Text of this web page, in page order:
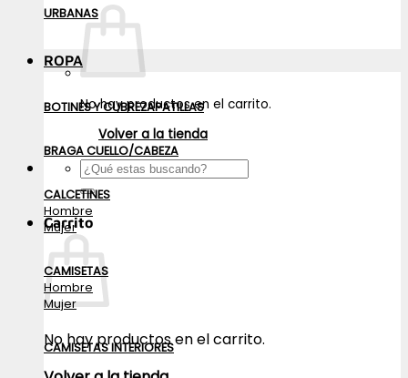
No hay productos en el carrito.
Volver a la tienda
Buscar
por:
Carrito
No hay productos en el carrito.
URBANAS
ROPA
BOTINES Y CUBREZAPATILLAS
BRAGA CUELLO/CABEZA
CALCETINES
Hombre
Mujer
CAMISETAS
Hombre
Mujer
CAMISETAS INTERIORES